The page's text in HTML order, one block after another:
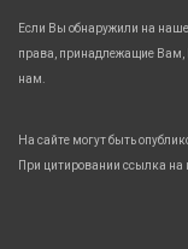
Если Вы обнаружили на
права, принадлежащие Вам,
нам.
На сайте могут быть
При цитировании ссылка на